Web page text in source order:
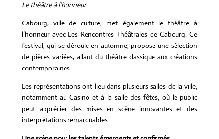
Le théâtre à l’honneur
Cabourg, ville de culture, met également le théâtre à
l’honneur avec Les Rencontres Théâtrales de Cabourg. Ce
festival, qui se déroule en automne, propose une sélection
de pièces variées, allant du théâtre classique aux créations
contemporaines.
Les représentations ont lieu dans plusieurs salles de la ville,
notamment au Casino et à la salle des fêtes, où le public
peut apprécier des mises en scène innovantes et des
interprétations remarquables.